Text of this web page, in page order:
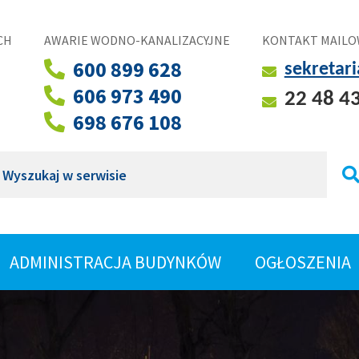
AWARIE WODNO-KANALIZACYJNE
600 899 628
606 973 490
698 676 108
KONTAKT
22 48
ROZWIŃ
ADMINISTRACJA BUDYNKÓW OGŁOSZENIA